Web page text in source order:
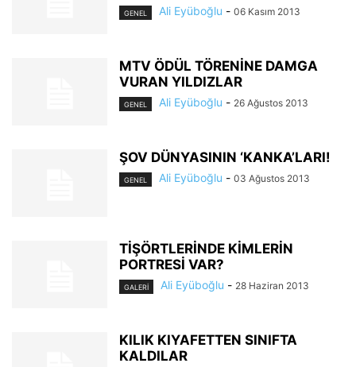
GENEL Ali Eyüboğlu - 06 Kasım 2013
MTV ÖDÜL TÖRENİNE DAMGA
VURAN YILDIZLAR
GENEL Ali Eyüboğlu - 26 Ağustos 2013
ŞOV DÜNYASININ ‘KANKA’LARI!
GENEL Ali Eyüboğlu - 03 Ağustos 2013
TİŞÖRTLERİNDE KİMLERİN
PORTRESİ VAR?
GALERİ Ali Eyüboğlu - 28 Haziran 2013
KILIK KIYAFETTEN SINIFTA
KALDILAR